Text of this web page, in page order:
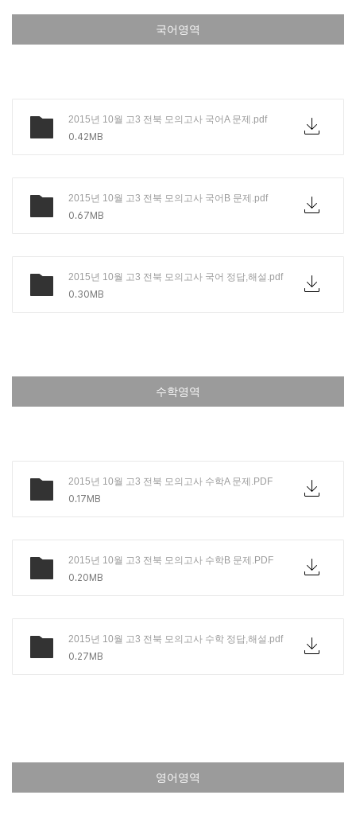
국어영역
2015년 10월 고3 전북 모의고사 국어A 문제.pdf
0.42MB
2015년 10월 고3 전북 모의고사 국어B 문제.pdf
0.67MB
2015년 10월 고3 전북 모의고사 국어 정답,해설.pdf
0.30MB
수학영역
2015년 10월 고3 전북 모의고사 수학A 문제.PDF
0.17MB
2015년 10월 고3 전북 모의고사 수학B 문제.PDF
0.20MB
2015년 10월 고3 전북 모의고사 수학 정답,해설.pdf
0.27MB
영어영역